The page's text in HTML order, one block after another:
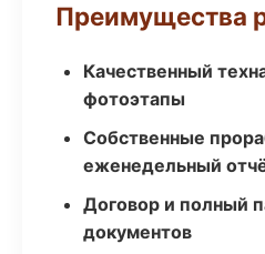
Преимущества
Качественный
фотоэтапы
Собственные
еженедельный
Договор и полный
документов